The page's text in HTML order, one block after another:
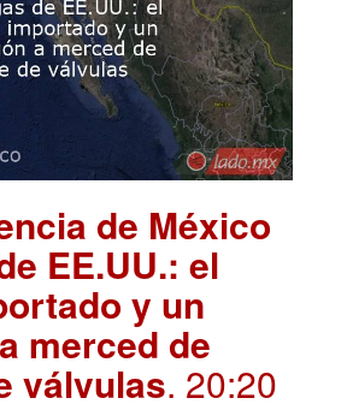
de México
EE.UU.: el
y un
merced de
válvulas. 20:20